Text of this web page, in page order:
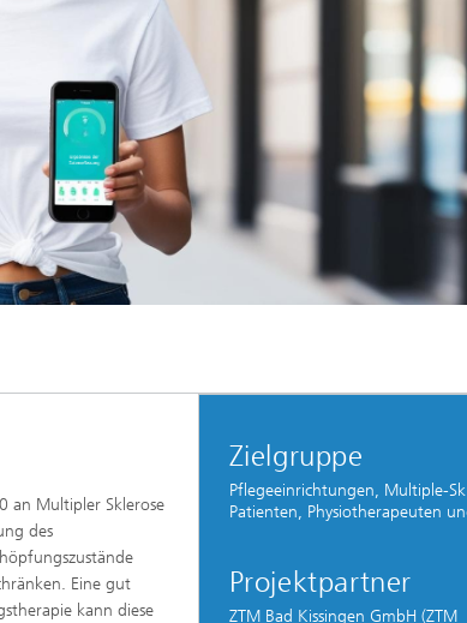
an Multipler Sklerose
des
Eine gut
kann diese
Zielgruppe
Pflegeeinrichtungen, Multiple-
Patienten, Physiotherapeuten
Projektpartner
ZTM Bad Kissingen GmbH (ZTM